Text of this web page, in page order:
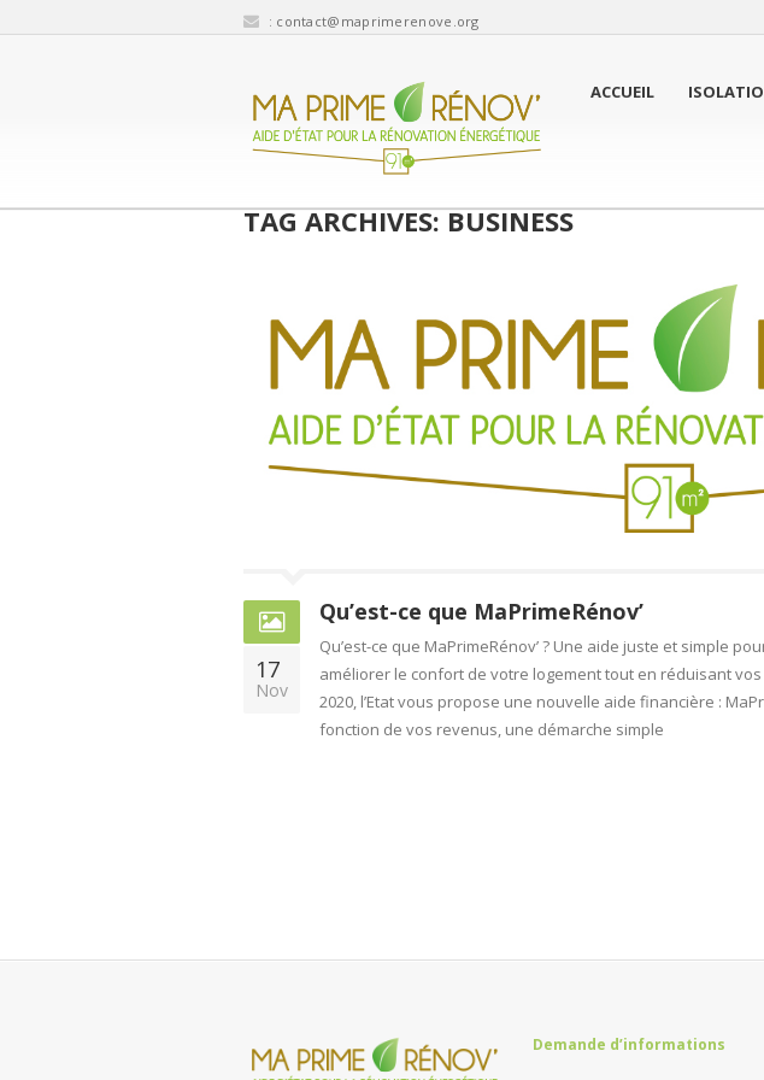
: contact@maprimerenove.org
ACCUEIL
TAG ARCHIVES: BUSINESS
17
Nov
Qu’est-ce que MaPrimeRénov’
Qu’est-ce que MaPrimeRénov’ ? Une aide juste et simple
améliorer le confort de votre logement tout en réduisant
2020, l’Etat vous propose une nouvelle aide financière :
fonction de vos revenus, une démarche simple
Demande d’informations